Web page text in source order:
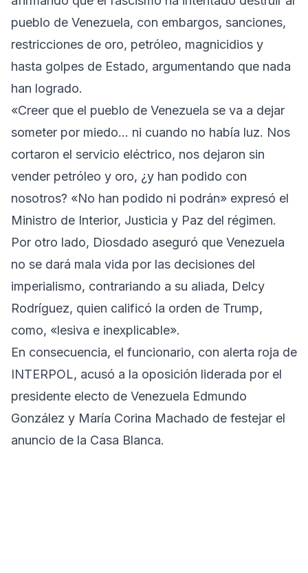
pueblo de Venezuela, con embargos, sanciones,
restricciones de oro, petróleo, magnicidios y
hasta golpes de Estado, argumentando que nada
han logrado.
«Creer que el pueblo de Venezuela se va a dejar
someter por miedo… ni cuando no había luz. Nos
cortaron el servicio eléctrico, nos dejaron sin
vender petróleo y oro, ¿y han podido con
nosotros? «No han podido ni podrán» expresó el
Ministro de Interior, Justicia y Paz del régimen.
Por otro lado, Diosdado aseguró que Venezuela
no se dará mala vida por las decisiones del
imperialismo, contrariando a su aliada, Delcy
Rodríguez, quien calificó la orden de Trump,
como, «lesiva e inexplicable».
En consecuencia, el funcionario, con alerta roja de
INTERPOL, acusó a la oposición liderada por el
presidente electo de Venezuela Edmundo
González y María Corina Machado de festejar el
anuncio de la Casa Blanca.